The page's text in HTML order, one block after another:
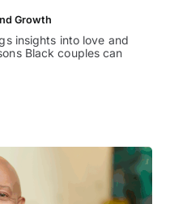
Growth
insights into love and
Black couples can